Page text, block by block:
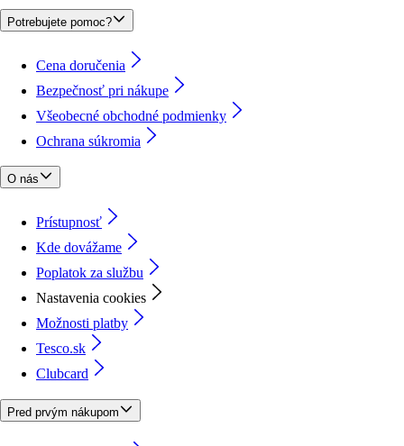
Potrebujete pomoc?
Cena doručenia
Bezpečnosť pri nákupe
Všeobecné obchodné podmienky
Ochrana súkromia
O nás
Prístupnosť
Kde dovážame
Poplatok za službu
Nastavenia cookies
Možnosti platby
Tesco.sk
Clubcard
Pred prvým nákupom